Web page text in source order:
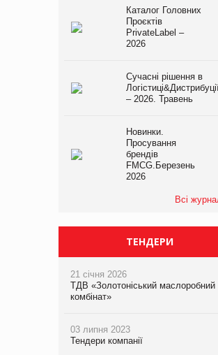
Каталог Головних
Проєктів
PrivateLabel –
2026
Сучасні рішення в
– 2026. Травень
Новинки.
Просування
брендів
FMCG.Березень
2026
Всі
ТЕНДЕРИ
21 січня 2026
ТДВ «Золотоніський маслоробний
комбінат»
03 липня 2023
Тендери компанії